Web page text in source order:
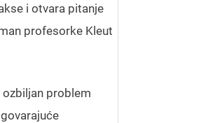
i otvara pitanje
profesorke Kleut
ozbiljan problem